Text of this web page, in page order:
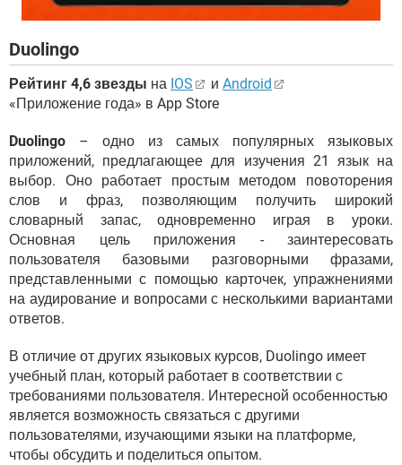
Duolingo
Рейтинг 4,6 звезды на IOS и Android
«Приложение года» в App Store
Duolingo – одно из самых популярных языковых
приложений, предлагающее для изучения 21 язык на
выбор. Оно работает простым методом повоторения
слов и фраз, позволяющим получить широкий
словарный запас, одновременно играя в уроки.
Основная цель приложения - заинтересовать
пользователя базовыми разговорными фразами,
представленными с помощью карточек, упражнениями
на аудирование и вопросами с несколькими вариантами
ответов.
В отличие от других языковых курсов, Duolingo имеет
учебный план, который работает в соответствии с
требованиями пользователя. Интересной особенностью
является возможность связаться с другими
пользователями, изучающими языки на платформе,
чтобы обсудить и поделиться опытом.